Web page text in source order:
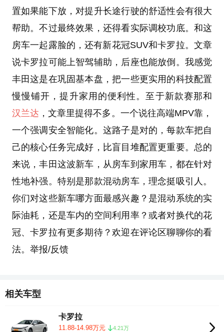
置如果能下放，对提升长途行驶的舒适性会有很大
帮助。不过最终效果，还得看实际调校功底。和这
房车一起露脸的，还有新花冠SUV和卡罗拉。文章
说卡罗拉可能上智驾辅助，后座也能放倒。我感觉
丰田这是在巩固基本盘，把一些更实用的科技配置
慢慢铺开，提升家用的便利性。至于新款赛那和
汉兰达 ，文章里提得不多。一个说往高端MPV靠，
一个强调安全智能化。这路子是对的，每款车把自
己的核心任务完成好，比盲目堆配置更重要。总的
来说，丰田这波新车，从房车到家用车，都在针对
性地补强。特别是那款混动房车，理念挺吸引人。
你们对这些新车哪方面最感兴趣？是混动系统的实
际油耗，还是车内的空间利用率？或者对换代的花
冠、卡罗拉有更多期待？欢迎在评论区聊聊你的看
法。举报/反馈
相关车型
卡罗拉
11.88-14.98万元
4.21万